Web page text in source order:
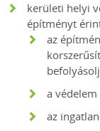
kerületi helyi
építményt
az
a
az